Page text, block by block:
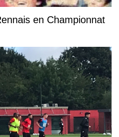
en Championnat